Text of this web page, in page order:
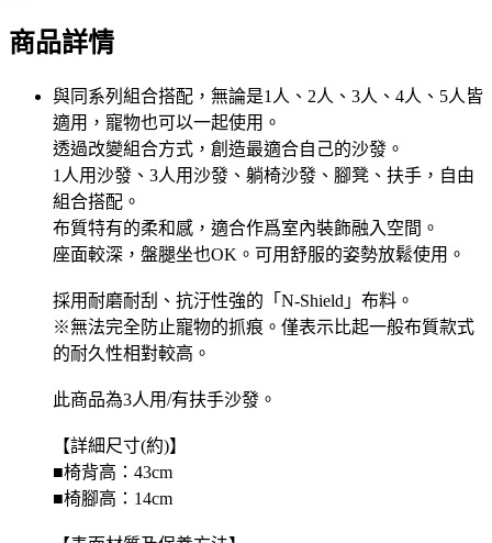
商品詳情
與同系列組合搭配，無論是1人、2人、3人、4人、5人皆
適用，寵物也可以一起使用。
透過改變組合方式，創造最適合自己的沙發。
1人用沙發、3人用沙發、躺椅沙發、腳凳、扶手，自由
組合搭配。
布質特有的柔和感，適合作爲室內裝飾融入空間。
座面較深，盤腿坐也OK。可用舒服的姿勢放鬆使用。
採用耐磨耐刮、抗汙性強的「N-Shield」布料。
※無法完全防止寵物的抓痕。僅表示比起一般布質款式
的耐久性相對較高。
此商品為3人用/有扶手沙發。
【詳細尺寸(約)】
■椅背高：43cm
■椅腳高：14cm